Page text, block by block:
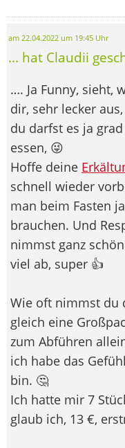
am 22.04.2022 um 19:45 Uhr
... hat Claudii
…. Ja Funny, sieht,
dir, sehr lecker
du darfst es ja
essen, 😜
Hoffe deine
schnell wieder
man beim Fasten
brauchen. Und
nimmst ganz
viel ab, super 👍
Wie oft nimmst du
gleich eine
zum Abführen
ich habe das
bin. 🤔
Ich hatte mir 7
glaub ich, 13 €,